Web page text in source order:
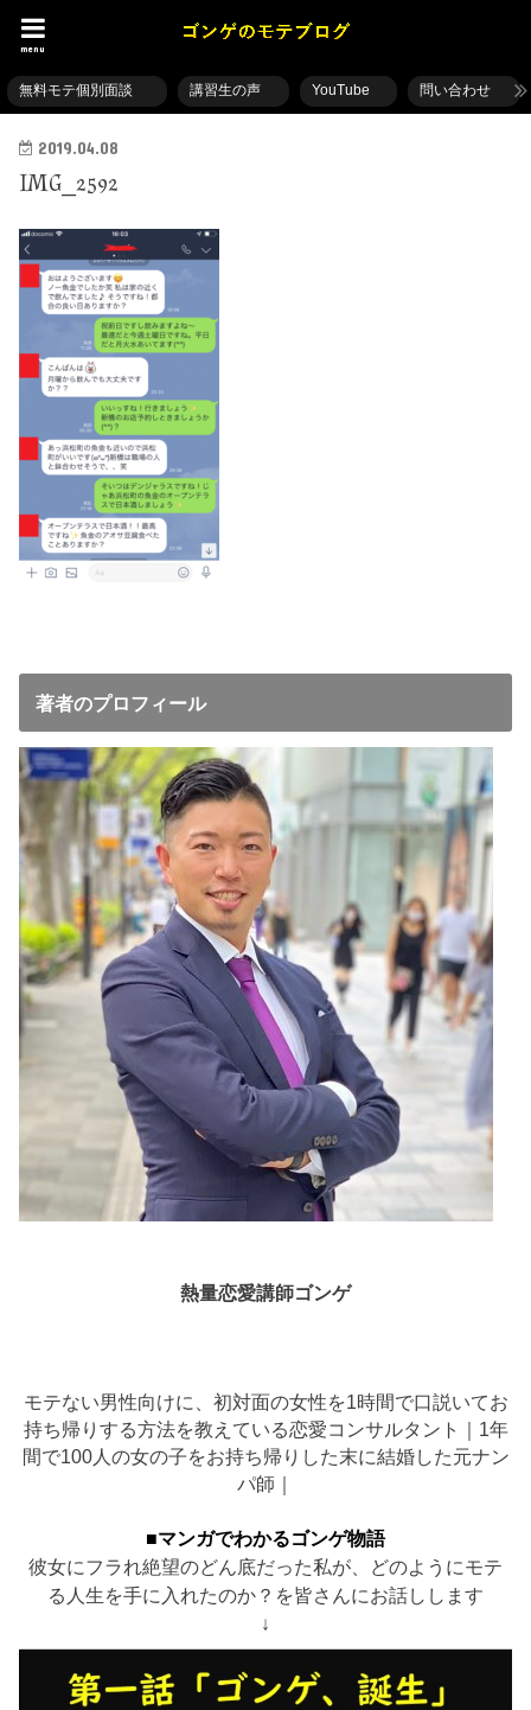
menu
無料モテ個別面談 講習生の声 YouTube 問い合わせ
2019.04.08
IMG_2592
著者のプロフィール
熱量恋愛講師ゴンゲ
モテない男性向けに、初対面の女性を1時間で口説いてお
持ち帰りする方法を教えている恋愛コンサルタント｜1年
間で100人の女の子をお持ち帰りした末に結婚した元ナン
パ師｜
■マンガでわかるゴンゲ物語
彼女にフラれ絶望のどん底だった私が、どのようにモテ
る人生を手に入れたのか？を皆さんにお話しします
↓